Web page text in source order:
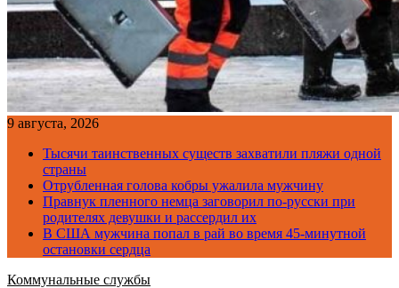
9 августа, 2026
Тысячи таинственных существ захватили пляжи одной
страны
Отрубленная голова кобры ужалила мужчину
Правнук пленного немца заговорил по-русски при
родителях девушки и рассердил их
В США мужчина попал в рай во время 45-минутной
остановки сердца
Коммунальные службы